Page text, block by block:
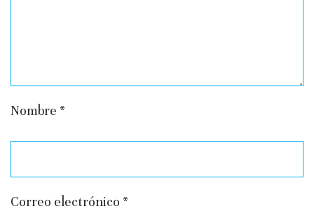
Nombre *
Correo electrónico *